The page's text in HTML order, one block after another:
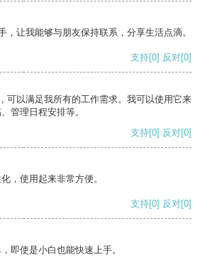
，让我能够与朋友保持联系，分享生活点滴。
支持[0] 反对[0]
可以满足我所有的工作需求。我可以使用它来
管理日程安排等。
支持[0] 反对[0]
，使用起来非常方便。
支持[0] 反对[0]
即使是小白也能快速上手。